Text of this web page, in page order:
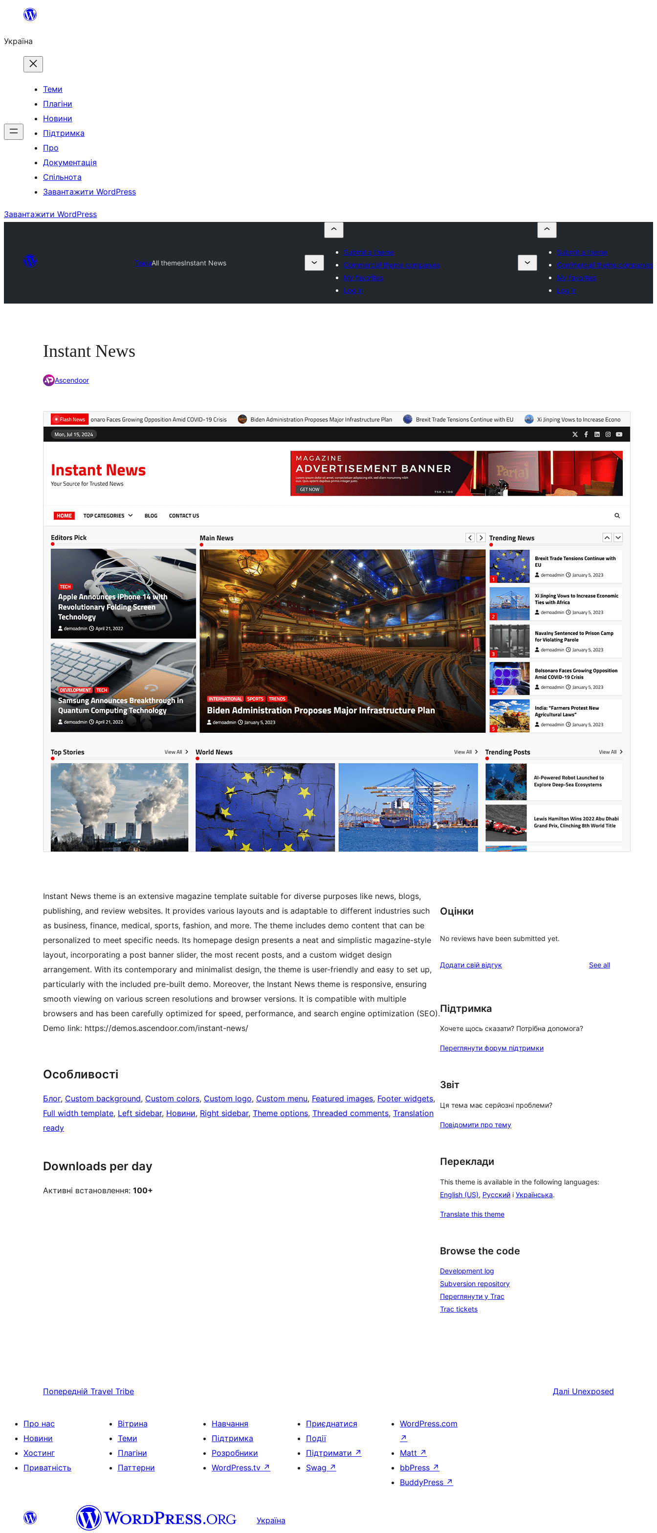
Перейти
вмісту
Україна
Теми
Плагіни
Новини
Підтримка
Про
Документація
Спільнота
Завантажити WordPress
Завантажити WordPress
ТемиAll themesInstant News
Submit a theme
Commercial theme companies
My favorites
Log in
Submit a theme
Commercial theme companies
My favorites
Log in
Instant News
Ascendoor
ПереглядЗавантажити
1.0.3
Last updated
3 Серпня, 2026
Active installations
100+
WordPress version
5.0
PHP version
8.0
Theme homepage
Instant News theme is an extensive magazine template suitable for diverse purposes like news, blogs,
publishing, and review websites. It provides various layouts and is adaptable to different industries such
as business, finance, medical, sports, fashion, and more. The theme includes demo content that can be
personalized to meet specific needs. Its homepage design presents a neat and simplistic magazine-style
layout, incorporating a post banner slider, the most recent posts, and a custom widget design
arrangement. With its contemporary and minimalist design, the theme is user-friendly and easy to set up,
particularly with the included pre-built demo. Moreover, the Instant News theme is responsive, ensuring
smooth viewing on various screen resolutions and browser versions. It is compatible with multiple
browsers and has been carefully optimized for speed, performance, and search engine optimization (SEO).
Demo link: https://demos.ascendoor.com/instant-news/
Особливості
Блог, Custom background, Custom colors, Custom logo, Custom menu, Featured images, Footer widgets
Full width template, Left sidebar, Новини, Right sidebar, Theme options, Threaded comments, Translation
ready
Downloads per day
Активні встановлення: 100+
Оцінки
No reviews have been submitted yet.
Додати свій відгук See allreviews
Підтримка
Хочете щось сказати? Потрібна допомога?
Переглянути форум підтримки
Звіт
Ця тема має серйозні проблеми?
Повідомити про тему
Переклади
This theme is available in the following languages:
English (US), Русский і Українська.
Translate this theme
Browse the code
Development log
Subversion repository
Переглянути у Trac
Trac tickets
Попередній Travel Tribe Далі Unexposed
Про нас
Новини
Хостинг
Приватність
Вітрина
Теми
Плагіни
Паттерни
Навчання
Підтримка
Розробники
WordPress.tv ↗
Приєднатися
Події
Підтримати ↗
Swag ↗
WordPress.com
↗
Matt ↗
bbPress ↗
BuddyPress ↗
Україна